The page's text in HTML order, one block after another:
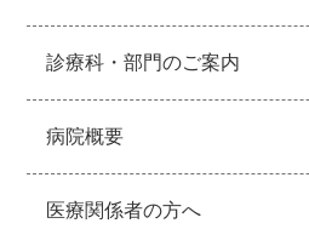
診療科・部門のご案内
病院概要
医療関係者の方へ